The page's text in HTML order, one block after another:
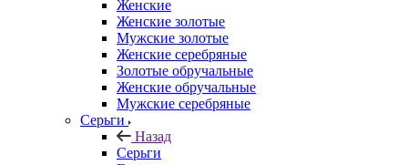
Женские
Женские золотые
Мужские золотые
Женские серебряные
Золотые обручальные
Женские обручальные
Мужские серебряные
Серьги
Назад
Серьги